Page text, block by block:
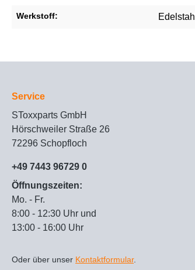
Werkstoff: Edelstahl
Service
SToxxparts GmbH
Hörschweiler Straße 26
72296 Schopfloch
+49 7443 96729 0
Öffnungszeiten:
Mo. - Fr.
8:00 - 12:30 Uhr und
13:00 - 16:00 Uhr
Oder über unser Kontaktformular.